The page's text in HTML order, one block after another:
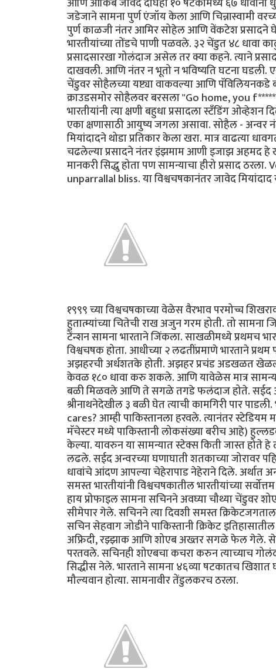
जडेजाने सामना पुर्ण एंजॉय केला आणि चिन्नास्वामी
पुर्ण काळजी नंतर आमिर सोहेल आणि वेंकटेश प्रसादने
भारतीयांच्या तोंडचे पाणी पळवले. ३२ चेंडुत ४८ धावा
प्रसादसारखा गोलंदाज असेल तर क्या कहने. त्याने
दाखवली. आणि नंतर न भूतो न भविष्यति घटना घडली.
चेंडुवर सोहैलच्या यष्ट्या वाकवल्या आणि पॅविलियनकडे
क्राउडसमोर सोहैलवर बरसला "Go home, you
भारतीयांनी त्या क्षणी बहुधा प्रसादला स्टँडिंग
एका क्षणासाठी आयुष्य जगला असावा. सोहैल -
मियांदादने थोडा प्रतिकार केला खरा. मात्र वाढत्या
चढलेल्या प्रसादने नंतर इंझमाम आणी इजाझ अहमद हे
मानकरी सिद्धु होता पण सामन्याचा हीरो प्रसाद
unparrallal bliss. या विश्वचषकानंतर जावेद
१९९९ च्या विश्वचषकाच्या वेळेस वैरभाव परमोच्च
हुतात्म्यांच्या चितेची राख अजुन गरम होती. तो सामना
टेंन्शन सामना भारताने जिंकला. साखळीमध्ये प्रथमच
विश्वचषक होता. आधीच्या २ लढतींप्रमाणे भारताने
अझहरची अर्धशतके होती. अझहर प्रचंड अडखळत खेळला
केवळ १८० धावा करु शकले. आणि यावेळेस मात्र
बळी मिळवले आणि ते सगळे तगडे फलंदाज होते. सईद
श्रीनाथनेदेखील ३ बळी घेत त्याची कामगिरी पार
cares? आम्ही पाकिस्तानला हरवले. त्यानंतर
मॅचेस्टर मध्ये पाकिस्तानी लोकसंख्या बरीच आहे)
केल्या. यावरुन या सामन्यात स्टेक्स किती जास्त होते हे
लढले. सईद अन्वरच्या घणाघाती शतकाच्या जोरावर
धावांचे आंदण आपल्या चेहेरापाड नेहेराने दिले.
समस्त भारतीयांनी विश्वचषकातील भारतीयांच्या
हाय प्रोफाइल सामना सचिनने अवघ्या चौथ्या चेंडुवर
सीमेपार गेले. सचिनने त्या दिवशी समस्त
सचिन सेहवाग जोडीने पाकिस्तानी क्रिकेट
अफ्रिदी, रझ्झाक आणि शोएब अख्तर सगळे फेल गेले.
परतवले. सचिनही शोएबचा कचरा करुन त्याच्याच
सिद्धीस नेले. भारताने सामना ४६व्या षटकातच
मौल्यवान होत्या. सामनावीर तेंडुलकरच ठरला.